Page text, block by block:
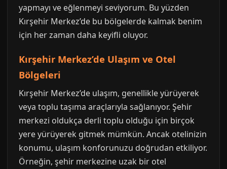
yapmayı ve eğlenmeyi seviyorum. Bu yüzden
Kırşehir Merkez’de bu bölgelerde kalmak benim
için her zaman daha keyifli oluyor.
Kırşehir Merkez’de Ulaşım ve Otel
Bölgeleri
Kırşehir Merkez’de ulaşım, genellikle yürüyerek
veya toplu taşıma araçlarıyla sağlanıyor. Şehir
merkezi oldukça derli toplu olduğu için birçok
yere yürüyerek gitmek mümkün. Ancak otelinizin
konumu, ulaşım konforunuzu doğrudan etkiliyor.
Örneğin, şehir merkezine uzak bir otel